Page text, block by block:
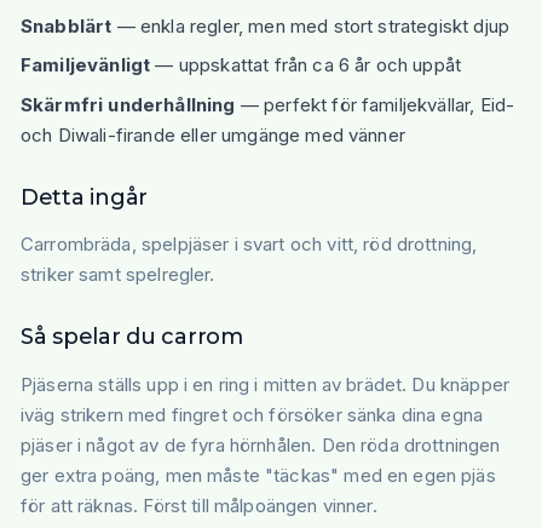
Snabblärt — enkla regler, men med stort strategiskt djup
Familjevänligt — uppskattat från ca 6 år och uppåt
Skärmfri underhållning — perfekt för familjekvällar, Eid-
och Diwali-firande eller umgänge med vänner
Detta ingår
Carrombräda, spelpjäser i svart och vitt, röd drottning,
striker samt spelregler.
Så spelar du carrom
Pjäserna ställs upp i en ring i mitten av brädet. Du knäpper
iväg strikern med fingret och försöker sänka dina egna
pjäser i något av de fyra hörnhålen. Den röda drottningen
ger extra poäng, men måste "täckas" med en egen pjäs
för att räknas. Först till målpoängen vinner.